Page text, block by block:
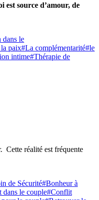
est source d’amour, de
dans le
paix#La complémentarité#le
intime#Thérapie de
Cette réalité est fréquente
de Sécurité#Bonheur à
dans le couple#Conflit